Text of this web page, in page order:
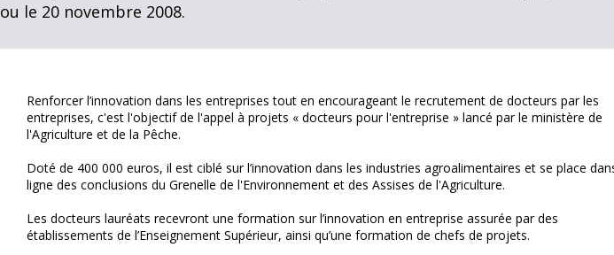
ou le 20 novembre 2008.
Renforcer l’innovation dans les entreprises tout en encourageant le recrutement de docteurs par les
entreprises, c'est l'objectif de l'appel à projets « docteurs pour l'entreprise » lancé par le ministère de
l'Agriculture et de la Pêche.
Doté de 400 000 euros, il est ciblé sur l’innovation dans les industries agroalimentaires et se place
ligne des conclusions du Grenelle de l'Environnement et des Assises de l'Agriculture.
Les docteurs lauréats recevront une formation sur l’innovation en entreprise assurée par des
établissements de l’Enseignement Supérieur, ainsi qu’une formation de chefs de projets.